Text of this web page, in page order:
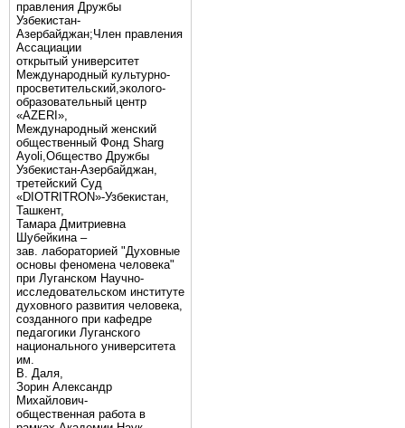
правления Дружбы
Узбекистан-
Азербайджан;Член правления
Ассациации
открытый университет
Международный культурно-
просветительский,эколого-
образовательный центр
«AZERI»,
Mеждународный женский
общественный Фонд Sharg
Аyoli,Общество Дружбы
Узбекистан-Азербайджан,
третейский Суд
«DIOTRITRON»-Узбекистан,
Ташкент,
Тамара Дмитриевна
Шубейкина –
зав. лабораторией "Духовные
основы феномена человека"
при Луганском Научно-
исследовательском институте
духовного развития человека,
созданного при кафедре
педагогики Луганского
национального университета
им.
В. Даля,
Зорин Александр
Михайлович-
общественная работа в